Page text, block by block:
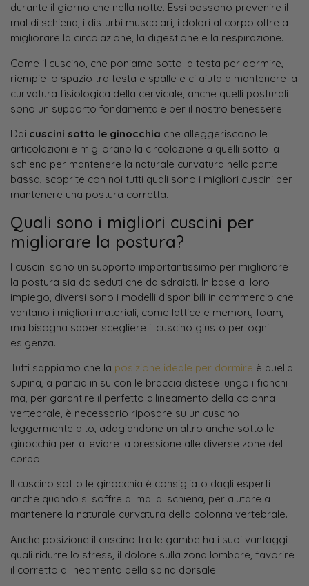
durante il giorno che nella notte. Essi possono prevenire il
mal di schiena, i disturbi muscolari, i dolori al corpo oltre a
migliorare la circolazione, la digestione e la respirazione.
Come il cuscino, che poniamo sotto la testa per dormire,
riempie lo spazio tra testa e spalle e ci aiuta a mantenere la
curvatura fisiologica della cervicale, anche quelli posturali
sono un supporto fondamentale per il nostro benessere.
Dai cuscini sotto le ginocchia che alleggeriscono le
articolazioni e migliorano la circolazione a quelli sotto la
schiena per mantenere la naturale curvatura nella parte
bassa, scoprite con noi tutti quali sono i migliori cuscini per
mantenere una postura corretta.
Quali sono i migliori cuscini per
migliorare la postura?
I cuscini sono un supporto importantissimo per migliorare
la postura sia da seduti che da sdraiati. In base al loro
impiego, diversi sono i modelli disponibili in commercio che
vantano i migliori materiali, come lattice e memory foam,
ma bisogna saper scegliere il cuscino giusto per ogni
esigenza.
Tutti sappiamo che la posizione ideale per dormire è quella
supina, a pancia in su con le braccia distese lungo i fianchi
ma, per garantire il perfetto allineamento della colonna
vertebrale, è necessario riposare su un cuscino
leggermente alto, adagiandone un altro anche sotto le
ginocchia per alleviare la pressione alle diverse zone del
corpo.
Il cuscino sotto le ginocchia è consigliato dagli esperti
anche quando si soffre di mal di schiena, per aiutare a
mantenere la naturale curvatura della colonna vertebrale.
Anche posizione il cuscino tra le gambe ha i suoi vantaggi
quali ridurre lo stress, il dolore sulla zona lombare, favorire
il corretto allineamento della spina dorsale.